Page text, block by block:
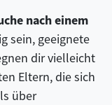
nach einem
sein, geeignete
dir vielleicht
Eltern, die sich
über